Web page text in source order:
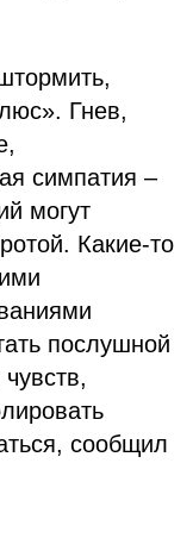
Гнев,
симпатия –
могут
Какие-то
послушной
сообщил